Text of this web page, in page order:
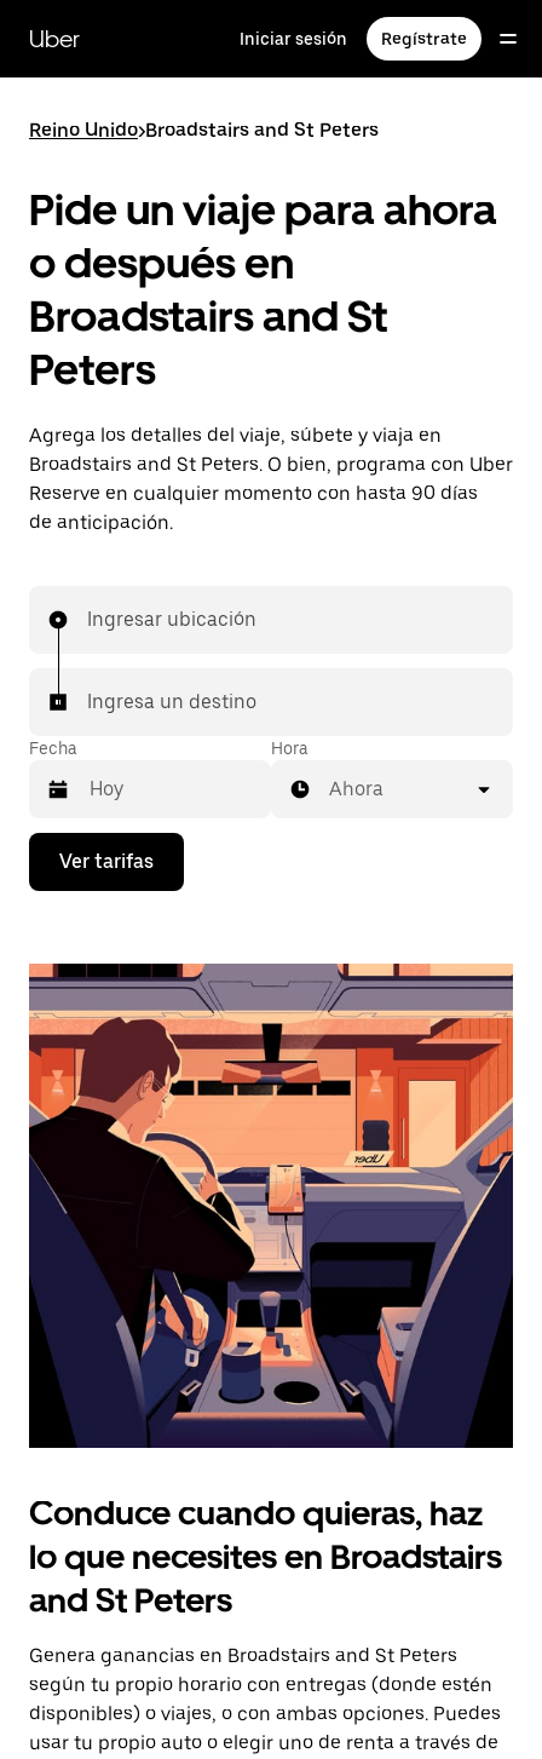
contenido
principal
Uber Iniciar sesión Regístrate
Reino Unido>Broadstairs and St Peters
Pide un viaje para ahora
o después en
Broadstairs and St
Peters
Agrega los detalles del viaje, súbete y viaja en
Broadstairs and St Peters. O bien, programa con Uber
Reserve en cualquier momento con hasta 90 días
de anticipación.
Ingresar ubicación
Ingresa un destino
Fecha
Presiona
flecha
interactuar
el
calendario
selecciona
una
fecha.
Presiona
la
tecla Esc
para
calendario.
Hora
Ahora
Ver tarifas
Conduce cuando quieras, haz
lo que necesites en Broadstairs
and St Peters
Genera ganancias en Broadstairs and St Peters
según tu propio horario con entregas (donde estén
disponibles) o viajes, o con ambas opciones. Puedes
usar tu propio auto o elegir uno de renta a través de